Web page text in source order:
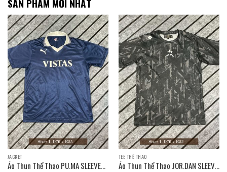
SẢN PHẨM MỚI NHẤT
JACKET
Áo Thun Thể Thao PU.MA SLEEVE
TEE THỂ THAO
Áo Thun Thể Thao JOR.DAN SLEEVE